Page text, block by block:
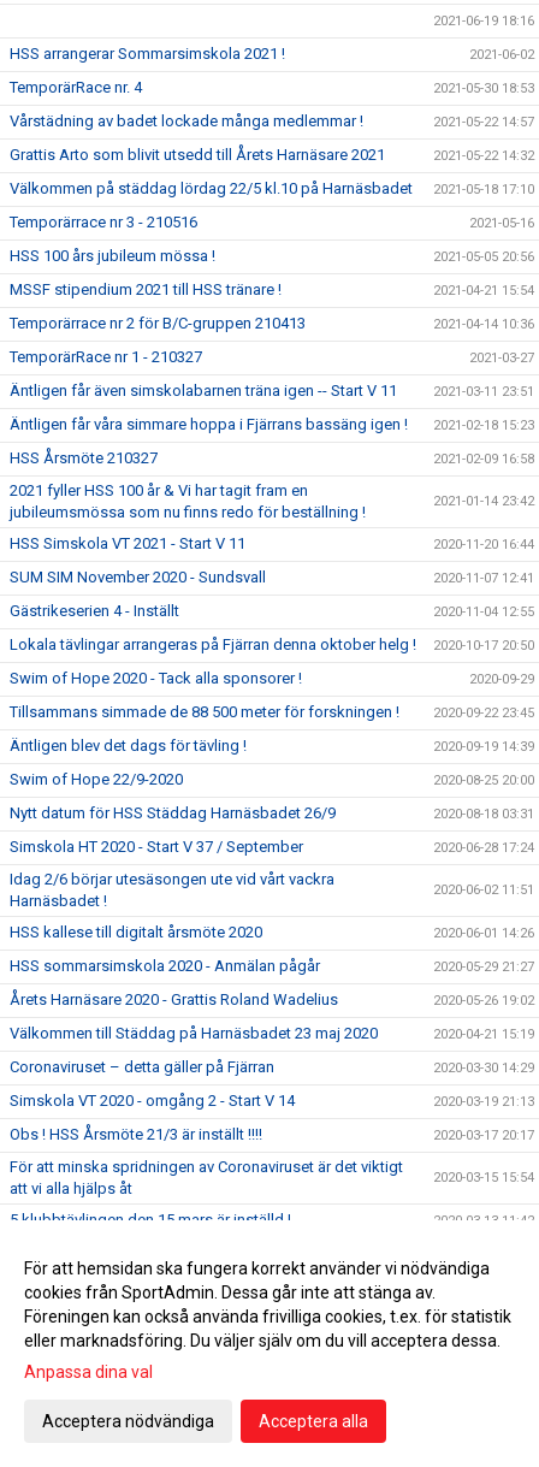
2021-06-19 18:16
HSS arrangerar Sommarsimskola 2021 ! 2021-06-02
TemporärRace nr. 4 2021-05-30 18:53
Vårstädning av badet lockade många medlemmar ! 2021-05-22 14:57
Grattis Arto som blivit utsedd till Årets Harnäsare 2021 2021-05-22 14:32
Välkommen på städdag lördag 22/5 kl.10 på Harnäsbadet 2021-05-18 17:10
Temporärrace nr 3 - 210516 2021-05-16
HSS 100 års jubileum mössa ! 2021-05-05 20:56
MSSF stipendium 2021 till HSS tränare ! 2021-04-21 15:54
Temporärrace nr 2 för B/C-gruppen 210413 2021-04-14 10:36
TemporärRace nr 1 - 210327 2021-03-27
Äntligen får även simskolabarnen träna igen -- Start V 11 2021-03-11 23:51
Äntligen får våra simmare hoppa i Fjärrans bassäng igen ! 2021-02-18 15:23
HSS Årsmöte 210327 2021-02-09 16:58
2021 fyller HSS 100 år & Vi har tagit fram en
jubileumsmössa som nu finns redo för beställning !
2021-01-14 23:42
HSS Simskola VT 2021 - Start V 11 2020-11-20 16:44
SUM SIM November 2020 - Sundsvall 2020-11-07 12:41
Gästrikeserien 4 - Inställt 2020-11-04 12:55
Lokala tävlingar arrangeras på Fjärran denna oktober helg ! 2020-10-17 20:50
Swim of Hope 2020 - Tack alla sponsorer ! 2020-09-29
Tillsammans simmade de 88 500 meter för forskningen ! 2020-09-22 23:45
Äntligen blev det dags för tävling ! 2020-09-19 14:39
Swim of Hope 22/9-2020 2020-08-25 20:00
Nytt datum för HSS Städdag Harnäsbadet 26/9 2020-08-18 03:31
Simskola HT 2020 - Start V 37 / September 2020-06-28 17:24
Idag 2/6 börjar utesäsongen ute vid vårt vackra
Harnäsbadet !
2020-06-02 11:51
HSS kallese till digitalt årsmöte 2020 2020-06-01 14:26
HSS sommarsimskola 2020 - Anmälan pågår 2020-05-29 21:27
Årets Harnäsare 2020 - Grattis Roland Wadelius 2020-05-26 19:02
Välkommen till Städdag på Harnäsbadet 23 maj 2020 2020-04-21 15:19
Coronaviruset – detta gäller på Fjärran 2020-03-30 14:29
Simskola VT 2020 - omgång 2 - Start V 14 2020-03-19 21:13
Obs ! HSS Årsmöte 21/3 är inställt !!!! 2020-03-17 20:17
För att minska spridningen av Coronaviruset är det viktigt
att vi alla hjälps åt
2020-03-15 15:54
5 klubbtävlingen den 15 mars är inställd ! 2020-03-13 11:42
Erbjudande om att gå funktionärsutbildning 21/3
HSS årsmöte 21/3 men utprovning av profilkläder ! 2020-02-21 15:59
Simskola VT 2020 - omgång 2 - Start V 14
Tacka för er feedback i medlemsenkäten
Dubbla tävlingar 1:a helgen i februari 2020
För att hemsidan ska fungera korrekt använder vi nödvändiga
cookies från SportAdmin. Dessa går inte att stänga av.
Föreningen kan också använda frivilliga cookies, t.ex. för statistik
eller marknadsföring. Du väljer själv om du vill acceptera dessa.
Anpassa dina val
Acceptera nödvändiga Acceptera alla